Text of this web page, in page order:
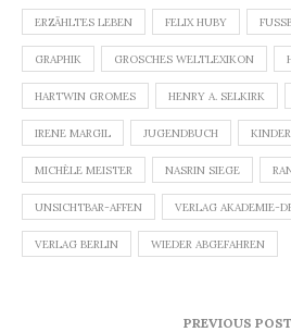
ERZÄHLTES LEBEN FELIX HUBY
GRAPHIK GROSCHES WELTLEXIKON
HARTWIN GROMES HENRY A. SELKIRK
IRENE MARGIL JUGENDBUCH
MICHÈLE MEISTER NASRIN SIEGE
UNSICHTBAR-AFFEN VERLAG AKADEMIE-
VERLAG BERLIN WIEDER ABGEFAHREN
PREVIOUS